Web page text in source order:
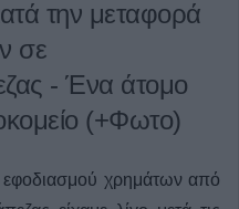
την μεταφορά
σε
- Ένα άτομο
(+Φωτο)
εφοδιασμού χρημάτων από